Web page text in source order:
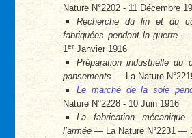
Nature N°2202 - 11 Décembre
Recherche du lin et du
fabriquées pendant la guerre—
1erJanvier 1916
Préparation industrielle du
pansements — La Nature
Le marché de la soie
Nature N°2228 - 10 Juin 1916
La fabrication
l’armée— La Nature N°2231 —